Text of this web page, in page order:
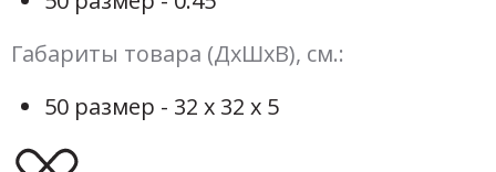
Габариты товара (ДхШхВ), см.:
50 размер - 32 х 32 х 5